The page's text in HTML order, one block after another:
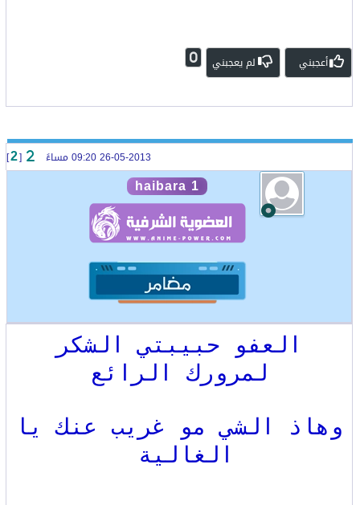
أعجبني لم يعجبني 0
[
2
]
haibara 1
العفو حبيبتي الشكر
لمرورك الرائع
وهاذ الشي مو غريب عنك يا
الغالية